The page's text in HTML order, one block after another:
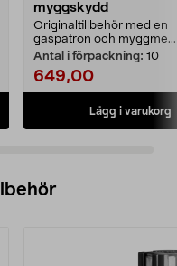
myggskydd
Originaltillbehör med en
gaspatron och myggme...
Antal i förpackning: 10
649,00
Lägg i varukorg